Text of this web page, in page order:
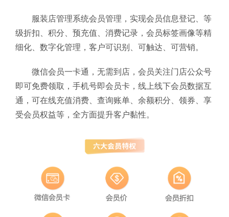
服装店管理系统会员管理，实现会员信息登记、等
级折扣、积分、预充值、消费记录，会员标签画像等精
细化、数字化管理，客户可识别、可触达、可营销。
微信会员一卡通，无需到店，会员关注门店公众号
即可免费领取，手机号即会员卡，线上线下会员数据互
通，可在线充值消费、查询账单、余额积分、领券、享
受会员权益等，全方面提升客户黏性。